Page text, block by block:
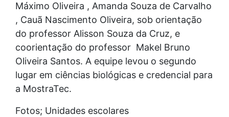
Máximo Oliveira , Amanda Souza de Carvalho
, Cauã Nascimento Oliveira, sob orientação
do professor Alisson Souza da Cruz, e
coorientação do professor Makel Bruno
Oliveira Santos. A equipe levou o segundo
lugar em ciências biológicas e credencial para
a MostraTec.
Fotos; Unidades escolares